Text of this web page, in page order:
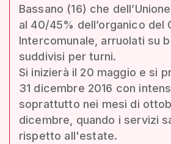
Bassano (16) che
al 40/45% dell’organico del
Intercomunale, arruolati su
suddivisi per turni.
Si inizierà il 20 maggio e si
31 dicembre 2016 con
soprattutto nei mesi di
dicembre, quando i servizi
rispetto all'estate.